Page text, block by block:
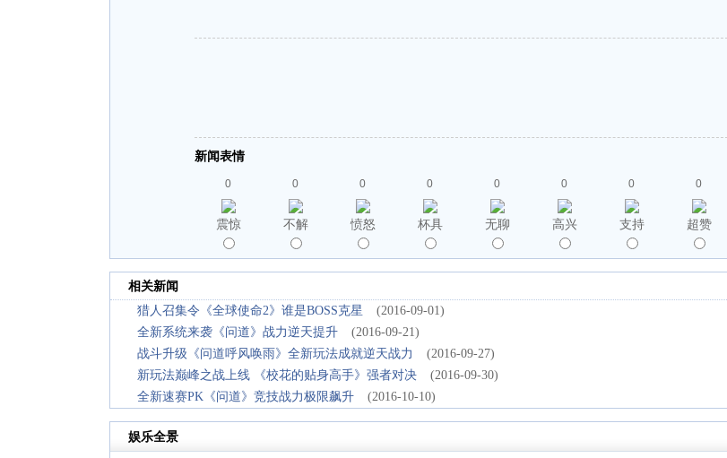
新闻表情
0
震惊
0
不解
0
愤怒
0
杯具
0
无聊
0
高兴
0
支持
0
超赞
相关新闻
猎人召集令《全球使命2》谁是BOSS克星
(2016-09-01)
全新系统来袭《问道》战力逆天提升
(2016-09-21)
战斗升级《问道呼风唤雨》全新玩法成就逆天战力
(2016-09-27)
新玩法巅峰之战上线 《校花的贴身高手》强者对决
(2016-09-30)
全新速赛PK《问道》竞技战力极限飙升
(2016-10-10)